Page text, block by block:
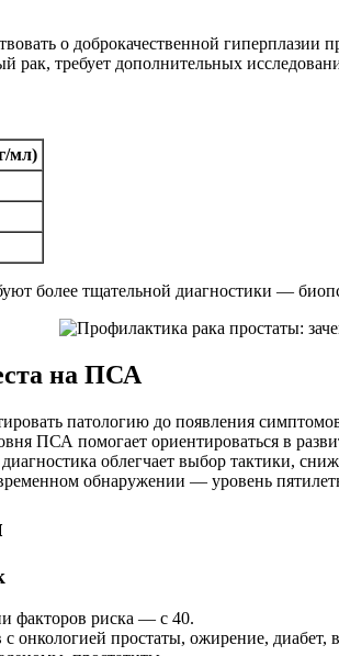
о доброкачественной гиперплазии
рак, требует дополнительных
мл)
более тщательной диагностики —
на ПСА
патологию до появления
ПСА помогает ориентироваться в
облегчает выбор тактики,
обнаружении — уровень
факторов риска — с 40.
онкологией простаты, ожирение, диабет,